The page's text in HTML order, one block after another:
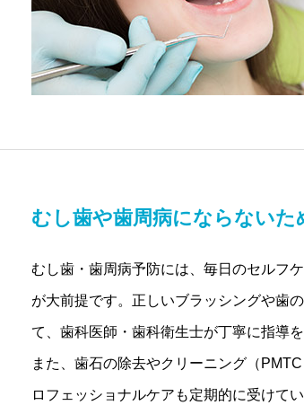
むし歯や歯周病にならないた
むし歯・歯周病予防には、毎日のセルフ
が大前提です。正しいブラッシングや歯
て、歯科医師・歯科衛生士が丁寧に指導を
また、歯石の除去やクリーニング（
ロフェッショナルケアも定期的に受けて